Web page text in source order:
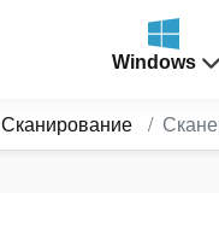
Windows
Сканирование